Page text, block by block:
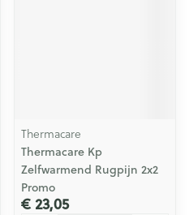
Thermacare
Thermacare Kp
Zelfwarmend Rugpijn 2x2
Promo
€ 23,05